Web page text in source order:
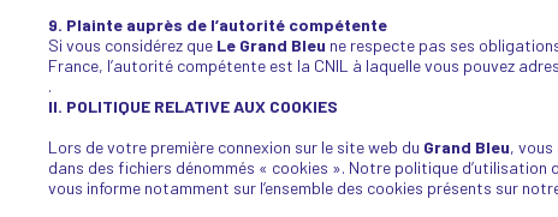
9. Plainte auprès de l’autorité compétente
Si vous considérez que Le Grand Bleu ne respecte pas ses
France, l’autorité compétente est la CNIL à laquelle vous pouvez
.
II. POLITIQUE RELATIVE AUX COOKIES
Lors de votre première connexion sur le site web du Grand Bleu,
dans des fichiers dénommés « cookies ». Notre politique
vous informe notamment sur l’ensemble des cookies présents sur